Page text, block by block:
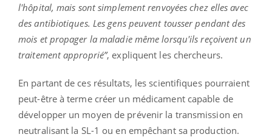
l'hôpital, mais sont simplement renvoyées chez elles avec
des antibiotiques. Les gens peuvent tousser pendant des
mois et propager la maladie même lorsqu'ils reçoivent un
traitement approprié”, expliquent les chercheurs.
En partant de ces résultats, les scientifiques pourraient
peut-être à terme créer un médicament capable de
développer un moyen de prévenir la transmission en
neutralisant la SL-1 ou en empêchant sa production.